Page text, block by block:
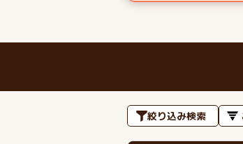
絞り込み検索